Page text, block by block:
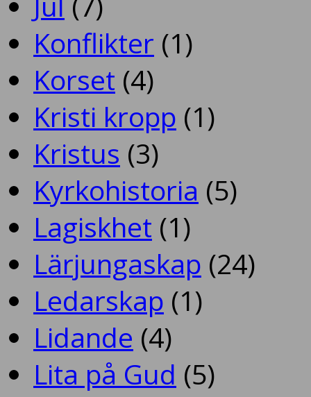
Konflikter (1)
Korset (4)
Kristi kropp (1)
Kristus (3)
Kyrkohistoria (5)
Lagiskhet (1)
Lärjungaskap (24)
Ledarskap (1)
Lidande (4)
Lita på Gud (5)